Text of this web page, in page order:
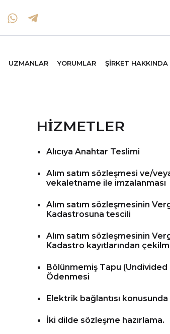
UZMANLAR YORUMLAR ŞİRKET HAKKINDA
HİZMETLER
Alıcıya Anahtar Teslimi
Alım satım sözleşmesi ve/
vekaletname ile imzalanması
Alım satım sözleşmesinin
Kadastrosuna tescili
Alım satım sözleşmesinin
Kadastro kayıtlarından
Bölünmemiş Tapu
Ödenmesi
Elektrik bağlantısı konusunda
İki dilde sözleşme hazırlama.